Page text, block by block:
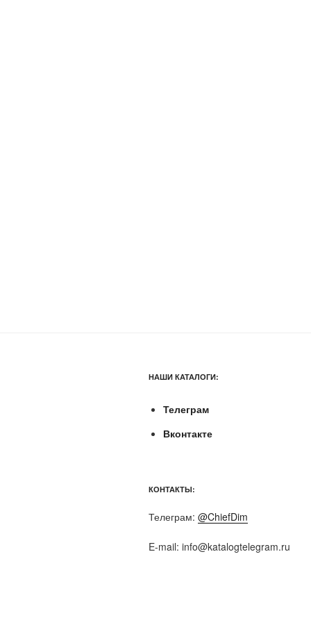
НАШИ КАТАЛОГИ:
Телеграм
Вконтакте
КОНТАКТЫ:
Телеграм: @ChiefDim
E-mail: info@katalogtelegram.ru